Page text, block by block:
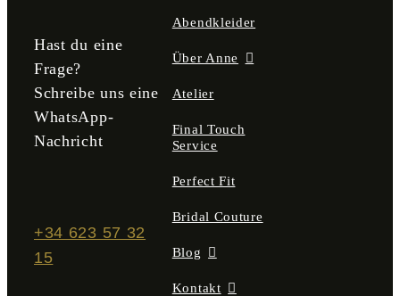
werden
Hast du eine
Frage?
Schreibe uns eine
WhatsApp-
Nachricht
+34 623 57 32
15
Abendkleider
Über Anne
Atelier
Final Touch
Service
Perfect Fit
Bridal Couture
Blog
Kontakt